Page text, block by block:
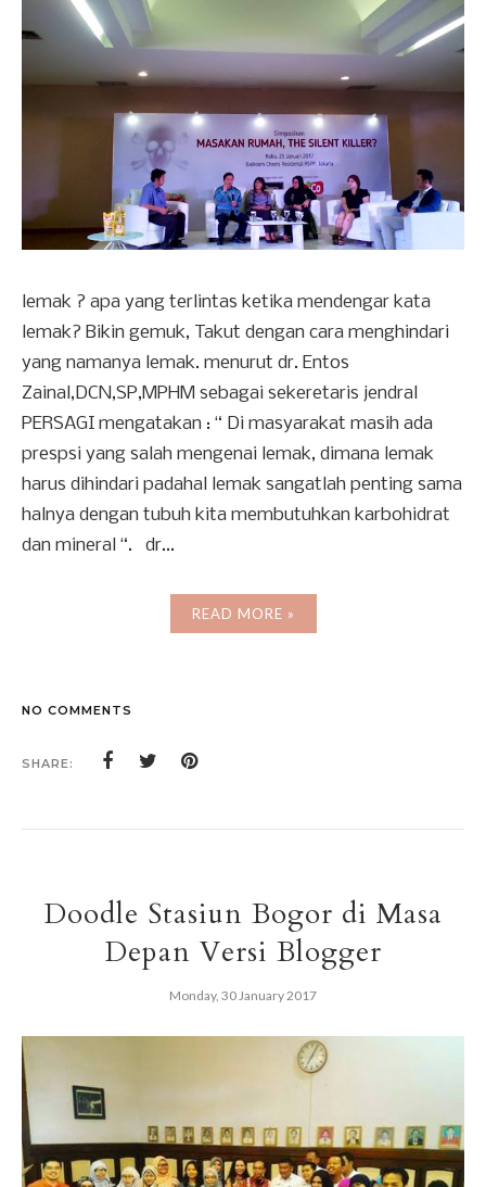
lemak ? apa yang terlintas ketika mendengar kata
lemak? Bikin gemuk, Takut dengan cara menghindari
yang namanya lemak. menurut dr. Entos
Zainal,DCN,SP,MPHM sebagai sekeretaris jendral
PERSAGI mengatakan : “ Di masyarakat masih ada
prespsi yang salah mengenai lemak, dimana lemak
harus dihindari padahal lemak sangatlah penting sama
halnya dengan tubuh kita membutuhkan karbohidrat
dan mineral “. dr...
READ MORE »
NO COMMENTS
SHARE:
Doodle Stasiun Bogor di Masa
Depan Versi Blogger
Monday, 30 January 2017